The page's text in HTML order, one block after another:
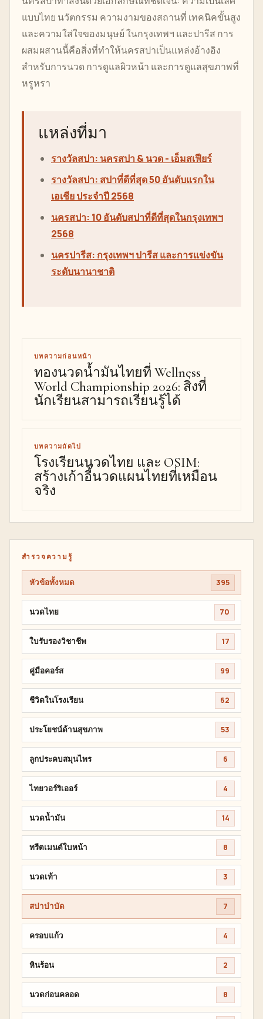
แบบไทย นวัตกรรม ความงามของสถานที่ เทคนิคขั้นสูง
และความใส่ใจของมนุษย์ ในกรุงเทพฯ และปารีส การ
ผสมผสานนี้คือสิ่งที่ทำให้นครสปาเป็นแหล่งอ้างอิง
สำหรับการนวด การดูแลผิวหน้า และการดูแลสุขภาพที่
หรูหรา
แหล่งที่มา
รางวัลสปา: นครสปา & นวด - เอ็มสเฟียร์
รางวัลสปา: สปาที่ดีที่สุด 50 อันดับแรกใน
เอเชีย ประจำปี 2568
นครสปา: 10 อันดับสปาที่ดีที่สุดในกรุงเทพฯ
2568
นครปารีส: กรุงเทพฯ ปารีส และการแข่งขัน
ระดับนานาชาติ
บทความก่อนหน้า
ทองนวดน้ำมันไทยที่ Wellness
World Championship 2026: สิ่งที่
นักเรียนสามารถเรียนรู้ได้
บทความถัดไป
โรงเรียนนวดไทย และ OSIM:
สร้างเก้าอี้นวดแผนไทยที่เหมือน
จริง
สำรวจความรู้
หัวข้อทั้งหมด 395
นวดไทย 70
ใบรับรองวิชาชีพ 17
คู่มือคอร์ส 99
ชีวิตในโรงเรียน 62
ประโยชน์ด้านสุขภาพ 53
ลูกประคบสมุนไพร 6
ไทยวอร์ริเออร์ 4
นวดน้ำมัน 14
ทรีตเมนต์ใบหน้า 8
นวดเท้า 3
สปาบำบัด 7
ครอบแก้ว 4
หินร้อน 2
นวดก่อนคลอด 8